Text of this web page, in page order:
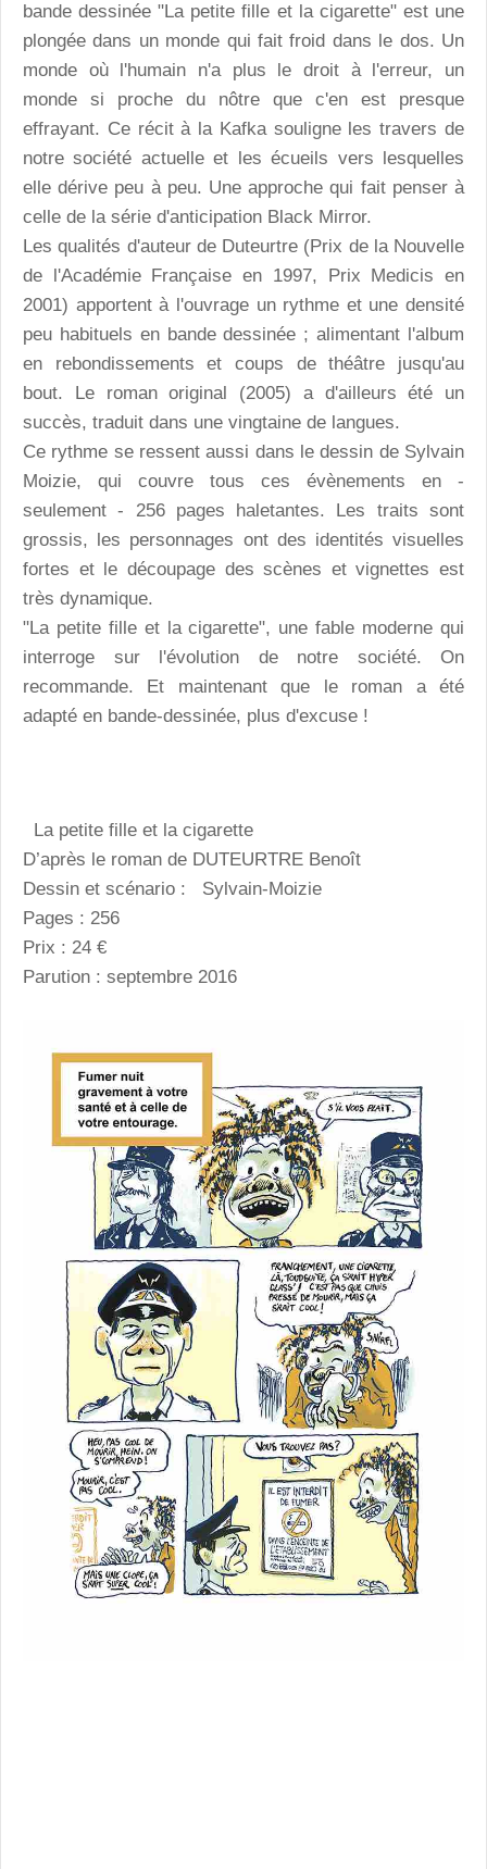
bande dessinée "La petite fille et la cigarette" est une
plongée dans un monde qui fait froid dans le dos. Un
monde où l'humain n'a plus le droit à l'erreur, un
monde si proche du nôtre que c'en est presque
effrayant. Ce récit à la Kafka souligne les travers de
notre société actuelle et les écueils vers lesquelles
elle dérive peu à peu. Une approche qui fait penser à
celle de la série d'anticipation Black Mirror.
Les qualités d'auteur de Duteurtre (Prix de la Nouvelle
de l'Académie Française en 1997, Prix Medicis en
2001) apportent à l'ouvrage un rythme et une densité
peu habituels en bande dessinée ; alimentant l'album
en rebondissements et coups de théâtre jusqu'au
bout. Le roman original (2005) a d'ailleurs été un
succès, traduit dans une vingtaine de langues.
Ce rythme se ressent aussi dans le dessin de Sylvain
Moizie, qui couvre tous ces évènements en -
seulement - 256 pages haletantes. Les traits sont
grossis, les personnages ont des identités visuelles
fortes et le découpage des scènes et vignettes est
très dynamique.
"La petite fille et la cigarette", une fable moderne qui
interroge sur l'évolution de notre société. On
recommande. Et maintenant que le roman a été
adapté en bande-dessinée, plus d'excuse !
La petite fille et la cigarette
D’après le roman de DUTEURTRE Benoît
Dessin et scénario : Sylvain-Moizie
Pages : 256
Prix : 24 €
Parution : septembre 2016